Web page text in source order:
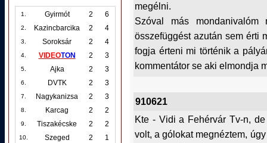
1. Gyirmót 2 6
2. Kazincbarcika 2 4
3. Soroksár 2 4
4. VIDEOTON 2 3
5. Ajka 2 3
6. DVTK 2 3
7. Nagykanizsa 2 3
8. Karcag 2 2
9. Tiszakécske 2 2
10. Szeged 2 1
megélni.
Szóval más
összefüggést azután sem érti
fogja érteni mi történik a
kommentátor se aki elmondja
910621
Kte - Vidi a Fehérvár Tv-n,
volt, a gólokat megnéztem,